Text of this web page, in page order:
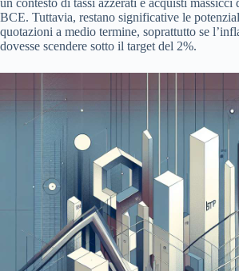
BCE. Tuttavia, restano significative le
quotazioni a medio termine, soprattutto se
dovesse scendere sotto il target del 2%.